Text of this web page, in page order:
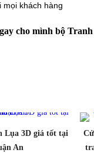
khách hàng
cho mình bộ
Lụa 3D giá tốt tại
An